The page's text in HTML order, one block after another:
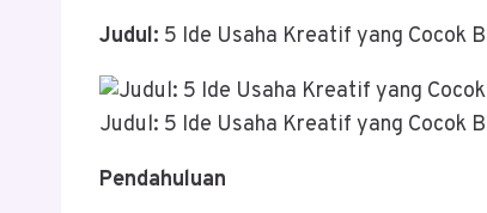
Judul: 5 Ide Usaha Kreatif yang Cocok
Judul: 5 Ide Usaha Kreatif yang Cocok
Pendahuluan